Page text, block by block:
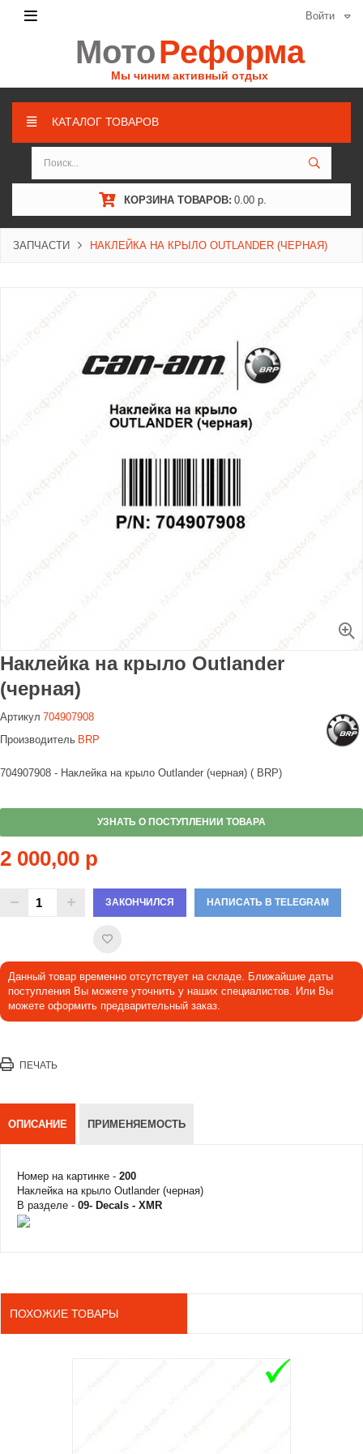
Войти
МотоРеформа
Мы чиним активный отдых
КАТАЛОГ ТОВАРОВ
КОРЗИНА ТОВАРОВ: 0.00 р.
ЗАПЧАСТИ НАКЛЕЙКА НА КРЫЛО OUTLANDER (ЧЕРНАЯ)
Наклейка на крыло Outlander
(черная)
Артикул 704907908
Производитель BRP
704907908 - Наклейка на крыло Outlander (черная) ( BRP)
УЗНАТЬ О ПОСТУПЛЕНИИ ТОВАРА
2 000,00 р
ЗАКОНЧИЛСЯ НАПИСАТЬ В TELEGRAM
Данный товар временно отсутствует на складе. Ближайшие даты
поступления Вы можете уточнить у наших специалистов. Или Вы
можете оформить предварительный заказ.
ПЕЧАТЬ
ОПИСАНИЕ ПРИМЕНЯЕМОСТЬ
Номер на картинке - 200
Наклейка на крыло Outlander (черная)
В разделе - 09- Decals - XMR
ПОХОЖИЕ ТОВАРЫ